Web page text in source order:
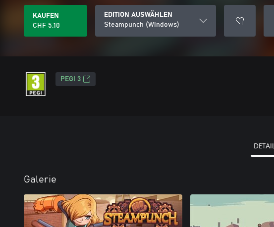
KAUFEN
CHF 5.10
EDITION AUSWÄHLEN
Steampunch (Windows)
PEGI 3
Galerie